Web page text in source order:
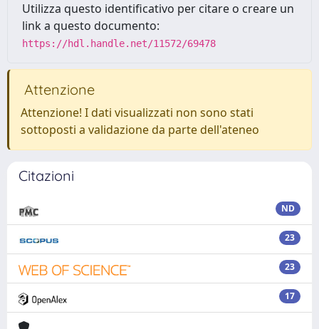
Utilizza questo identificativo per citare o creare un
link a questo documento:
https://hdl.handle.net/11572/69478
Attenzione
Attenzione! I dati visualizzati non sono stati
sottoposti a validazione da parte dell'ateneo
Citazioni
ND
23
23
17